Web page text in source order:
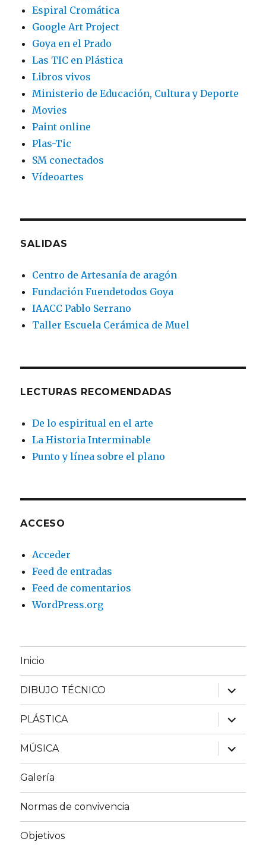
Espiral Cromática
Google Art Project
Goya en el Prado
Las TIC en Plástica
Libros vivos
Ministerio de Educación, Cultura y Deporte
Movies
Paint online
Plas-Tic
SM conectados
Vídeoartes
SALIDAS
Centro de Artesanía de aragón
Fundación Fuendetodos Goya
IAACC Pablo Serrano
Taller Escuela Cerámica de Muel
LECTURAS RECOMENDADAS
De lo espiritual en el arte
La Historia Interminable
Punto y línea sobre el plano
ACCESO
Acceder
Feed de entradas
Feed de comentarios
WordPress.org
Inicio
DIBUJO TÉCNICO
expande
el
menú
inferior
PLÁSTICA
expande
el
menú
inferior
MÚSICA
expande
el
menú
Galería
Normas de convivencia
Objetivos